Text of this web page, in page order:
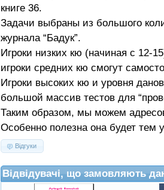
книге 36.
Задачи выбраны из большого
журнала “Бадук”.
Игроки низких кю (начиная с 12-
игроки средних кю смогут
Игроки высоких кю и уровня
большой массив тестов для
Таким образом, мы можем
Особенно полезна она будет тем
Відгуки
Відвідувачі, що замовляють